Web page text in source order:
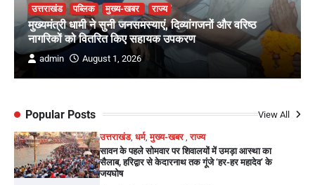
उत्तराखंड पब्लिक मुख्य-खबर राज्य
मुख्यमंत्री धामी ने सुनी जनसमस्याएं, दिव्यांगजनों और वरिष्ठ
नागरिकों को वितरित किए सहायक उपकरण
admin August 1, 2026
Popular Posts View All
उत्तराखंड,धर्म,मुख्य-खबर ,राज्य
सावन के पहले सोमवार पर शिवालयों में उमड़ा आस्था का
सैलाब, हरिद्वार से केदारनाथ तक गूंजे ‘हर-हर महादेव’ के
जयघोष